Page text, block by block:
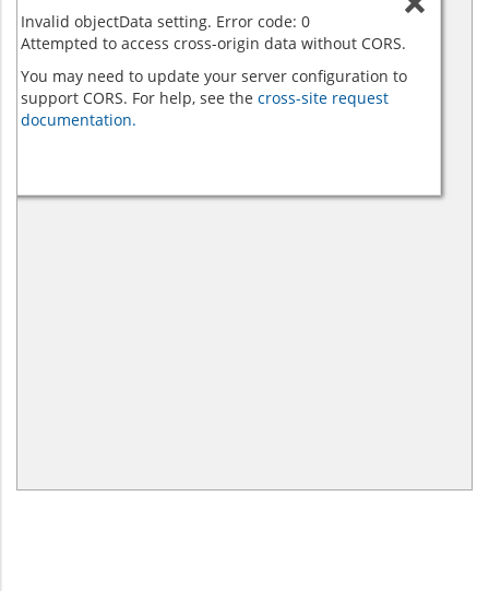
Invalid objectData setting. Error code: 0
Attempted to access cross-origin data without CORS.
You may need to update your server configuration to
support CORS. For help, see the cross-site request
documentation.